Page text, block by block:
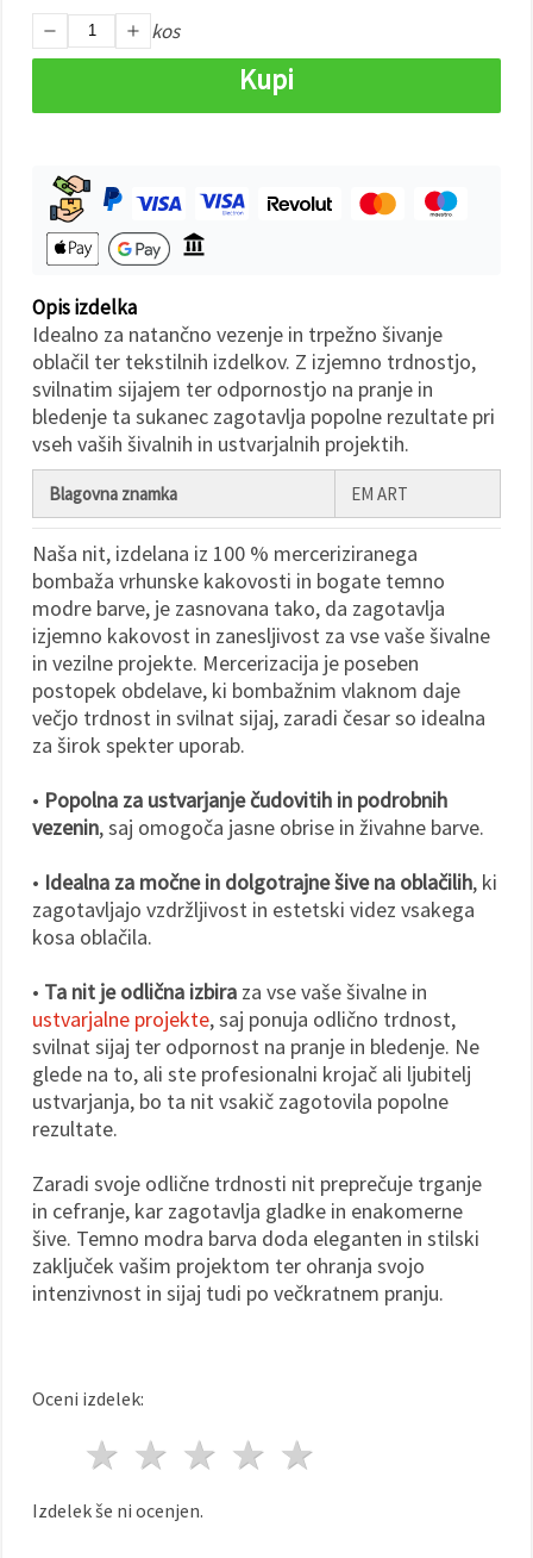
vse
kos
Kupi
Opis izdelka
Idealno za natančno vezenje in trpežno šivanje
oblačil ter tekstilnih izdelkov. Z izjemno trdnostjo,
svilnatim sijajem ter odpornostjo na pranje in
bledenje ta sukanec zagotavlja popolne rezultate pri
vseh vaših šivalnih in ustvarjalnih projektih.
Blagovna znamka EM ART
Naša nit, izdelana iz 100 % merceriziranega
bombaža vrhunske kakovosti in bogate temno
modre barve, je zasnovana tako, da zagotavlja
izjemno kakovost in zanesljivost za vse vaše šivalne
in vezilne projekte. Mercerizacija je poseben
postopek obdelave, ki bombažnim vlaknom daje
večjo trdnost in svilnat sijaj, zaradi česar so idealna
za širok spekter uporab.
• Popolna za ustvarjanje čudovitih in podrobnih
vezenin, saj omogoča jasne obrise in živahne barve.
• Idealna za močne in dolgotrajne šive na oblačilih, ki
zagotavljajo vzdržljivost in estetski videz vsakega
kosa oblačila.
• Ta nit je odlična izbira za vse vaše šivalne in
ustvarjalne projekte, saj ponuja odlično trdnost,
svilnat sijaj ter odpornost na pranje in bledenje. Ne
glede na to, ali ste profesionalni krojač ali ljubitelj
ustvarjanja, bo ta nit vsakič zagotovila popolne
rezultate.
Zaradi svoje odlične trdnosti nit preprečuje trganje
in cefranje, kar zagotavlja gladke in enakomerne
šive. Temno modra barva doda eleganten in stilski
zaključek vašim projektom ter ohranja svojo
intenzivnost in sijaj tudi po večkratnem pranju.
Oceni izdelek:
4 zvezde
3 zvezde
2 zvezde
1 zvezda
Izdelek še ni ocenjen.